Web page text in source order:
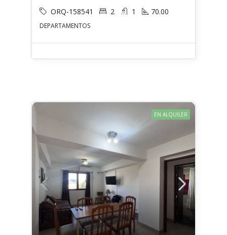
ORQ-158541 2 1 70.00
DEPARTAMENTOS
EN ALQUILER